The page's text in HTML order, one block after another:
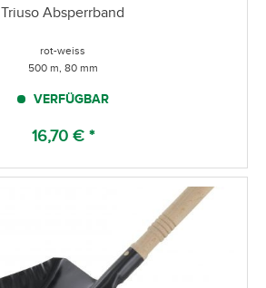
Triuso Absperrband
rot-weiss
500 m, 80 mm
VERFÜGBAR
16,70 € *